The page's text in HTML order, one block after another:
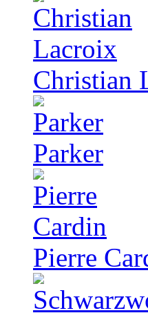
Christian
Parker
Pierre